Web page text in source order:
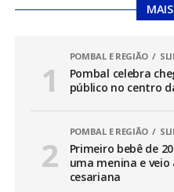
POMBAL E REGIÃO
Pombal celebra
público no centro
POMBAL E REGIÃO
Primeiro bebê de
uma menina e
cesariana